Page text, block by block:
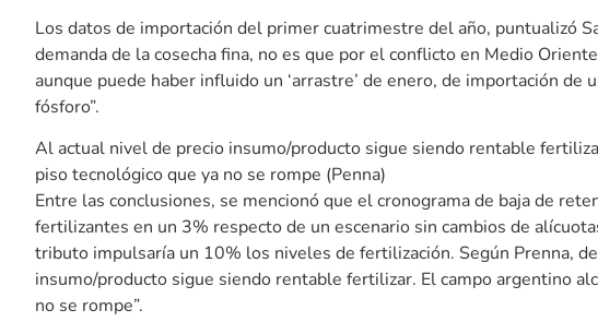
Los datos de importación del primer cuatrimestre del año, puntualizó
demanda de la cosecha fina, no es que por el conflicto en Medio
aunque puede haber influido un ‘arrastre’ de enero, de importación de
fósforo”.
Al actual nivel de precio insumo/producto sigue siendo rentable
piso tecnológico que ya no se rompe (Penna)
Entre las conclusiones, se mencionó que el cronograma de baja de
fertilizantes en un 3% respecto de un escenario sin cambios de
tributo impulsaría un 10% los niveles de fertilización. Según Prenna,
insumo/producto sigue siendo rentable fertilizar. El campo argentino
no se rompe”.